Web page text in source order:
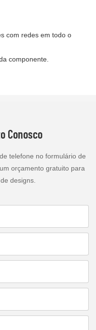
com redes em todo o
componente.
Conosco
telefone no formulário de
orçamento gratuito para
designs.